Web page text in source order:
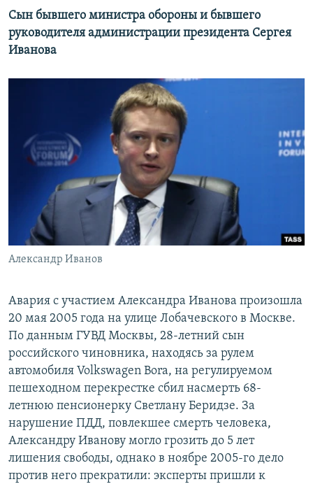
Сын бывшего министра обороны и бывшего
руководителя администрации президента Сергея
Иванова
Александр Иванов
​Авария с участием Александра Иванова произошла
20 мая 2005 года на улице Лобачевского в Москве.
По данным ГУВД Москвы, 28-летний сын
российского чиновника, находясь за рулем
автомобиля Volkswagen Bora, на регулируемом
пешеходном перекрестке сбил насмерть 68-
летнюю пенсионерку Светлану Беридзе. За
нарушение ПДД, повлекшее смерть человека,
Александру Иванову могло грозить до 5 лет
лишения свободы, однако в ноябре 2005-го дело
против него прекратили: эксперты пришли к